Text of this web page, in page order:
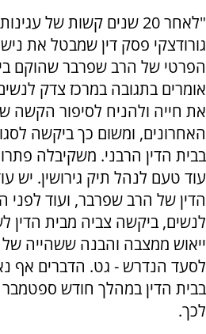
"לאחר 20 שנים קשות של
גורודצקי פסק דין שמבטל את
הפרטי של הרב שפרבר שהוקם
אומרים בתגובה במרכז צדק
את חייה ולהניח לסיפור הקשה
האחרונים, ומשום כך ביקשה
בבית הדין הרבני. משקיבלה
עוד טעם לנהל תיק גירושין. יש
הדין של הרב שפרבר, ועוד לפני
לנשים, ביקשה צביה מבית
ייאוש ממצבה והבנה ששהייה
לסעד הנדרש - גט. הדברים אף
לכך.